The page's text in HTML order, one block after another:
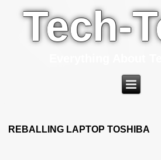
Tech-
REBALLING LAPTOP TOSHIBA